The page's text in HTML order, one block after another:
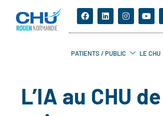
PATIENTS / PUBLIC LE CHU
L’IA au CHU